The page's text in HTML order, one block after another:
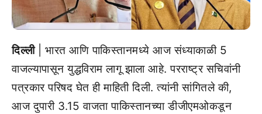
दिल्ली| भारत आणि पाकिस्तानमध्ये आज संध्याकाळी 5
वाजल्यापासून युद्धविराम लागू झाला आहे. परराष्ट्र सचिवांनी
पत्रकार परिषद घेत ही माहिती दिली. त्यांनी सांगितले की,
आज दुपारी 3.15 वाजता पाकिस्तानच्या डीजीएमओकडून